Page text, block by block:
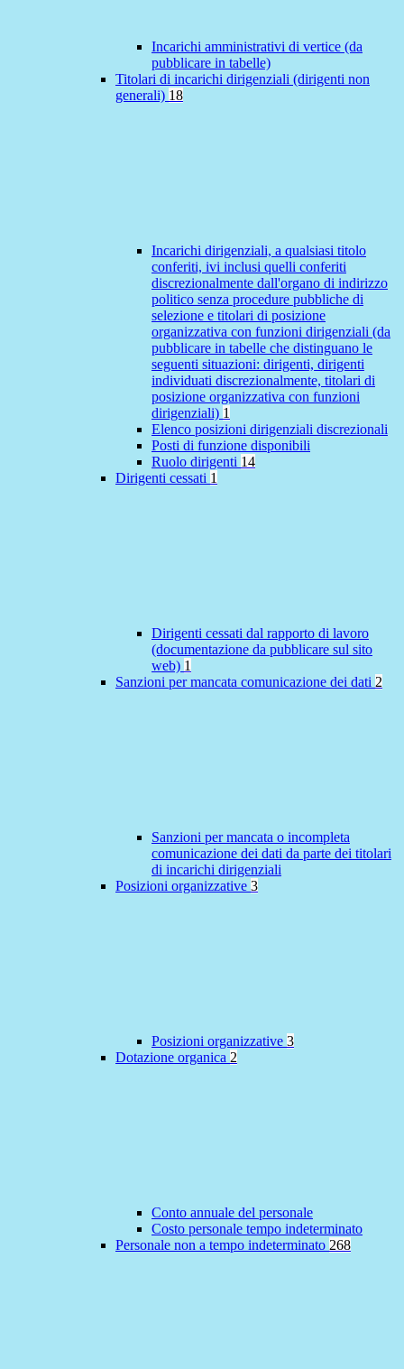
Incarichi amministrativi di vertice (da
pubblicare in tabelle)
Titolari di incarichi dirigenziali (dirigenti non
generali) 18
Incarichi dirigenziali, a qualsiasi titolo
conferiti, ivi inclusi quelli conferiti
discrezionalmente dall'organo di indirizzo
politico senza procedure pubbliche di
selezione e titolari di posizione
organizzativa con funzioni dirigenziali (da
pubblicare in tabelle che distinguano le
seguenti situazioni: dirigenti, dirigenti
individuati discrezionalmente, titolari di
posizione organizzativa con funzioni
dirigenziali) 1
Elenco posizioni dirigenziali discrezionali
Posti di funzione disponibili
Ruolo dirigenti 14
Dirigenti cessati 1
Dirigenti cessati dal rapporto di lavoro
(documentazione da pubblicare sul sito
web) 1
Sanzioni per mancata comunicazione dei dati 2
Sanzioni per mancata o incompleta
comunicazione dei dati da parte dei titolari
di incarichi dirigenziali
Posizioni organizzative 3
Posizioni organizzative 3
Dotazione organica 2
Conto annuale del personale
Costo personale tempo indeterminato
Personale non a tempo indeterminato 268